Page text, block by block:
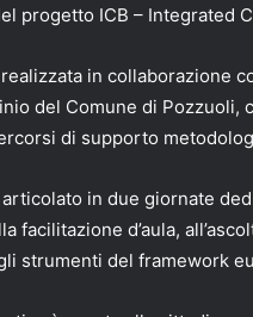
progetto ICB – Integrated
realizzata in collaborazione
del Comune di Pozzuoli,
di supporto
in due giornate
facilitazione d’aula,
strumenti del framework